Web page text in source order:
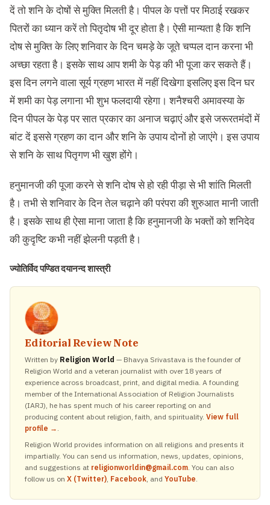
दें तो शनि के दोषों से मुक्ति मिलती है। पीपल के पत्तों पर मिठाई रखकर
पितरों का ध्यान करें तो पितृदोष भी दूर होता है। ऐसी मान्यता है कि शनि
दोष से मुक्ति के लिए शनिवार के दिन चमड़े के जूते चप्पल दान करना भी
अच्छा रहता है। इसके साथ आप शमी के पेड़ की भी पूजा कर सकते हैं।
इस दिन लगने वाला सूर्य ग्रहण भारत में नहीं दिखेगा इसलिए इस दिन घर
में शमी का पेड़ लगाना भी शुभ फलदायी रहेगा। शनैश्चरी अमावस्या के
दिन पीपल के पेड़ पर सात प्रकार का अनाज चढ़ाएं और इसे जरूरतमंदों में
बांट दें इससे ग्रहण का दान और शनि के उपाय दोनों हो जाएंगे। इस उपाय
से शनि के साथ पितृगण भी खुश होंगे।
हनुमानजी की पूजा करने से शनि दोष से हो रही पीड़ा से भी शांति मिलती
है। तभी से शनिवार के दिन तेल चढ़ाने की परंपरा की शुरुआत मानी जाती
है। इसके साथ ही ऐसा माना जाता है कि हनुमानजी के भक्तों को शनिदेव
की कुदृष्टि कभी नहीं झेलनी पड़ती है।
ज्योतिर्विद पण्डित दयानन्द शास्त्री
Editorial Review Note
Written by Religion World — Bhavya Srivastava is the founder of
Religion World and a veteran journalist with over 18 years of
experience across broadcast, print, and digital media. A founding
member of the International Association of Religion Journalists
(IARJ), he has spent much of his career reporting on and
producing content about religion, faith, and spirituality. View full
profile → .
Religion World provides information on all religions and presents it
impartially. You can send us information, news, updates, opinions,
and suggestions at religionworldin@gmail.com. You can also
follow us on X (Twitter), Facebook, and YouTube.